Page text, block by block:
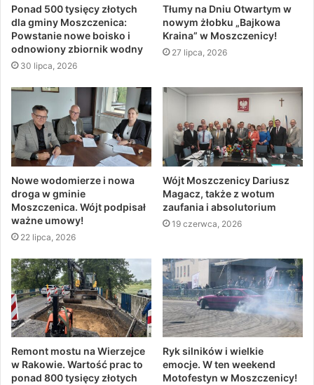
Ponad 500 tysięcy złotych
dla gminy Moszczenica:
Powstanie nowe boisko i
odnowiony zbiornik wodny
30 lipca, 2026
Tłumy na Dniu Otwartym w
nowym żłobku „Bajkowa
Kraina” w Moszczenicy!
27 lipca, 2026
Nowe wodomierze i nowa
droga w gminie
Moszczenica. Wójt podpisał
ważne umowy!
22 lipca, 2026
Wójt Moszczenicy Dariusz
Magacz, także z wotum
zaufania i absolutorium
19 czerwca, 2026
Remont mostu na Wierzejce
w Rakowie. Wartość prac to
ponad 800 tysięcy złotych
Ryk silników i wielkie
emocje. W ten weekend
Motofestyn w Moszczenicy!